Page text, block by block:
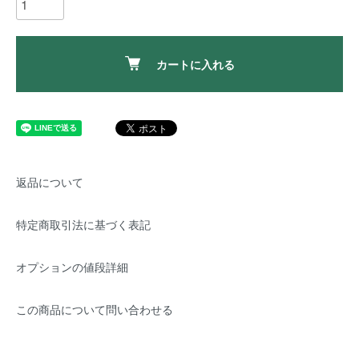
カートに入れる
返品について
特定商取引法に基づく表記
オプションの値段詳細
この商品について問い合わせる